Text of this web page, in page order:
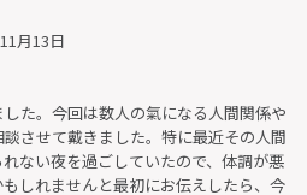
月13日
た。今回は数人の氣になる人間関係や
させて戴きました。特に最近その人間
ない夜を過ごしていたので、体調が悪
しれませんと最初にお伝えしたら、今